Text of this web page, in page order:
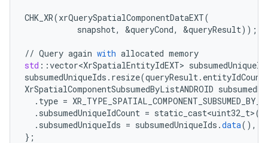
CHK_XR(xrQuerySpatialComponentDataEXT(
snapshot, &queryCond, &queryResult));
// Query again with allocated memory
std : :vector<XrSpatialEntityIdEXT>
subsumedUniqueIds . resize(queryResult.
XrSpatialComponentSubsumedByListANDROID
. type =
. subsumedUniqueIdCount = static_cast<uint32_t>(
. subsumedUniqueIds = subsumedUniqueIds .data(),
} ;